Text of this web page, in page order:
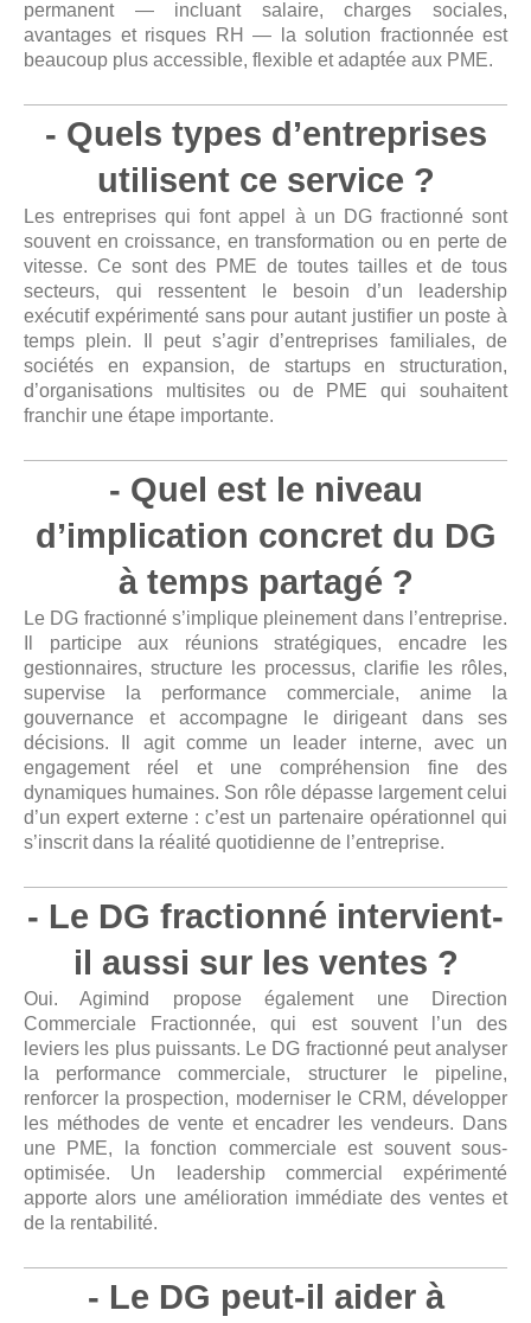
permanent — incluant salaire, charges sociales,
avantages et risques RH — la solution fractionnée est
beaucoup plus accessible, flexible et adaptée aux PME.
- Quels types d’entreprises
utilisent ce service ?
Les entreprises qui font appel à un DG fractionné sont
souvent en croissance, en transformation ou en perte de
vitesse. Ce sont des PME de toutes tailles et de tous
secteurs, qui ressentent le besoin d’un leadership
exécutif expérimenté sans pour autant justifier un poste à
temps plein. Il peut s’agir d’entreprises familiales, de
sociétés en expansion, de startups en structuration,
d’organisations multisites ou de PME qui souhaitent
franchir une étape importante.
- Quel est le niveau
d’implication concret du DG
à temps partagé ?
Le DG fractionné s’implique pleinement dans l’entreprise.
Il participe aux réunions stratégiques, encadre les
gestionnaires, structure les processus, clarifie les rôles,
supervise la performance commerciale, anime la
gouvernance et accompagne le dirigeant dans ses
décisions. Il agit comme un leader interne, avec un
engagement réel et une compréhension fine des
dynamiques humaines. Son rôle dépasse largement celui
d’un expert externe : c’est un partenaire opérationnel qui
s’inscrit dans la réalité quotidienne de l’entreprise.
- Le DG fractionné intervient-
il aussi sur les ventes ?
Oui. Agimind propose également une Direction
Commerciale Fractionnée, qui est souvent l’un des
leviers les plus puissants. Le DG fractionné peut analyser
la performance commerciale, structurer le pipeline,
renforcer la prospection, moderniser le CRM, développer
les méthodes de vente et encadrer les vendeurs. Dans
une PME, la fonction commerciale est souvent sous-
optimisée. Un leadership commercial expérimenté
apporte alors une amélioration immédiate des ventes et
de la rentabilité.
- Le DG peut-il aider à